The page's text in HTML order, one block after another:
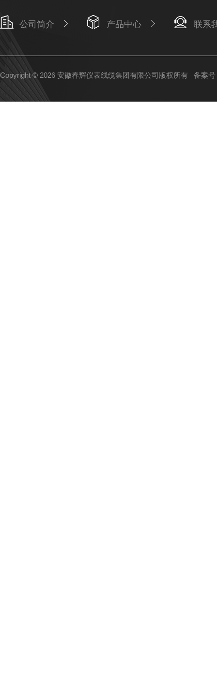
公司简介 产品中心 联系
Copyright © 2026 安徽春辉仪表线缆集团有限公司版权所有 备案号